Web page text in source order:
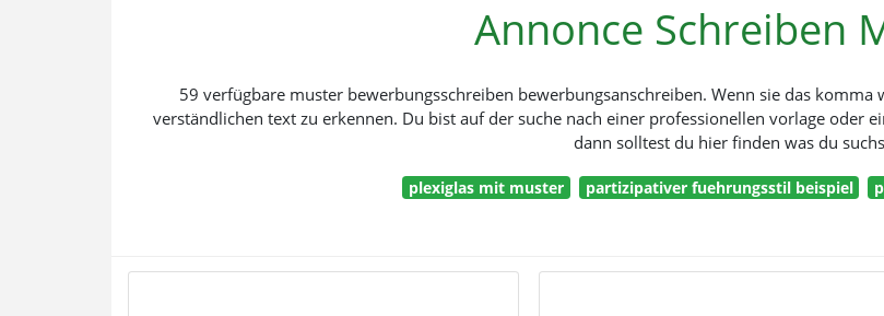
Annonce Schreiben
59 verfügbare muster bewerbungsschreiben bewerbungsanschreiben. Wenn sie das
verständlichen text zu erkennen. Du bist auf der suche nach einer professionellen vorlage oder
dann solltest du hier finden was du
plexiglas mit muster partizipativer fuehrungsstil beispiel